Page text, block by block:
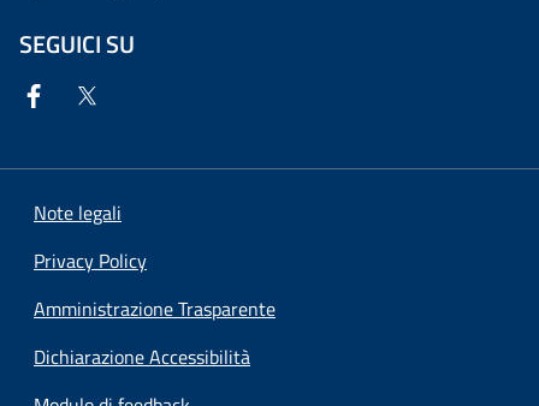
SEGUICI SU
Note legali
Privacy Policy
Amministrazione Trasparente
Dichiarazione Accessibilità